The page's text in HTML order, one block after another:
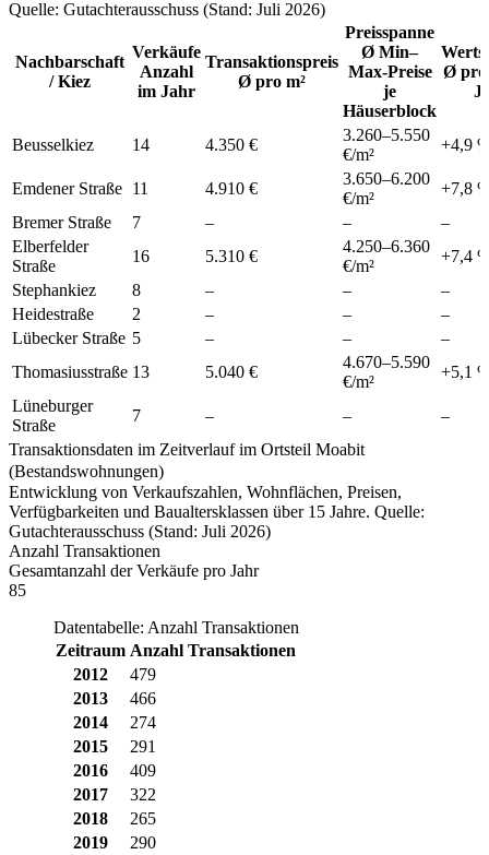
Quelle: Gutachterausschuss (Stand: Juli 2026)
Nachbarschaft
/ Kiez
Verkäufe
Anzahl
im Jahr
Transaktionspreis
Ø pro m²
Preisspanne
Ø Min–
Max-Preise
je
Häuserblock
Ø pro
Beusselkiez 14 4.350 €
3.260–5.550
€/m²
+4,9
Emdener Straße 11 4.910 €
3.650–6.200
€/m²
+7,8
Bremer Straße
7 – –
–
Elberfelder
Straße
16 5.310 €
4.250–6.360
€/m²
+7,4
Stephankiez
8 – –
–
Heidestraße
2 – –
–
Lübecker Straße 5 – –
–
Thomasiusstraße 13 5.040 €
4.670–5.590
€/m²
+5,1
Lüneburger
Straße
7 – –
–
Transaktionsdaten im Zeitverlauf im Ortsteil Moabit
(Bestandswohnungen)
Entwicklung von Verkaufszahlen, Wohnflächen, Preisen,
Verfügbarkeiten und Baualtersklassen über 15 Jahre. Quelle:
Gutachterausschuss (Stand: Juli 2026)
Anzahl Transaktionen
Gesamtanzahl der Verkäufe pro Jahr
85
Datentabelle: Anzahl Transaktionen
Zeitraum Anzahl Transaktionen
2012
479
2013
466
2014
274
2015
291
2016
409
2017
322
2018
265
2019
290